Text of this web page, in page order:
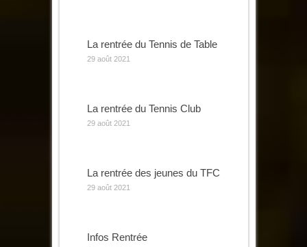
La rentrée du Tennis de Table
29 août 2021
La rentrée du Tennis Club
29 août 2021
La rentrée des jeunes du TFC
29 août 2021
Infos Rentrée